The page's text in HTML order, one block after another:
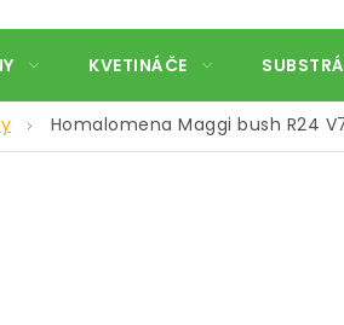
KVETINÁČE
Homalomena Maggi bush R24